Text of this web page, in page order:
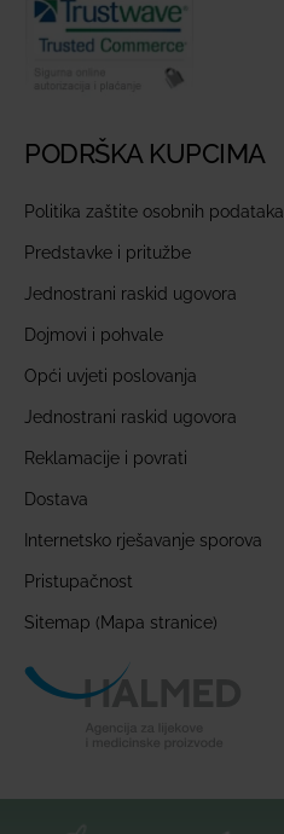
PODRŠKA KUPCIMA
Politika zaštite osobnih podataka
Predstavke i pritužbe
Jednostrani raskid ugovora
Dojmovi i pohvale
Opći uvjeti poslovanja
Jednostrani raskid ugovora
Reklamacije i povrati
Dostava
Internetsko rješavanje sporova
Pristupačnost
Sitemap (Mapa stranice)